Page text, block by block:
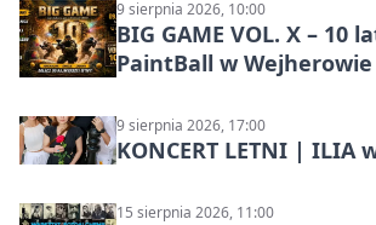
9 sierpnia 2026, 10:00
BIG GAME VOL. X – 10
PaintBall w Wejherowie
9 sierpnia 2026, 17:00
KONCERT LETNI | ILIA
15 sierpnia 2026, 11:00